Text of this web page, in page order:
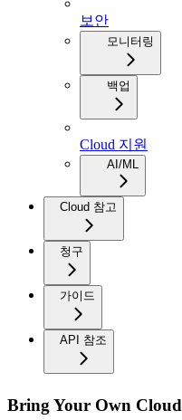
보안
모니터링
백업
Cloud 지원
AI/ML
Cloud 참고
청구
가이드
API 참조
Bring Your Own Cloud